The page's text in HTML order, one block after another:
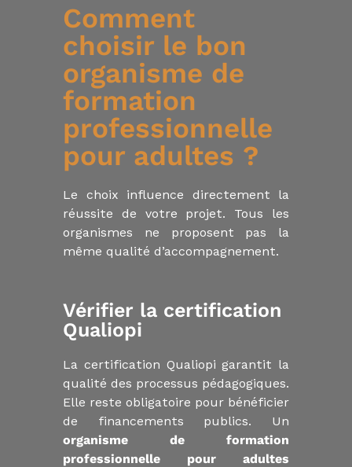
Comment
choisir le bon
organisme de
formation
professionnelle
pour adultes ?
Le choix influence directement la
réussite de votre projet. Tous les
organismes ne proposent pas la
même qualité d’accompagnement.
Vérifier la certification
Qualiopi
La certification Qualiopi garantit la
qualité des processus pédagogiques.
Elle reste obligatoire pour bénéficier
de financements publics. Un
organisme de formation
professionnelle pour adultes